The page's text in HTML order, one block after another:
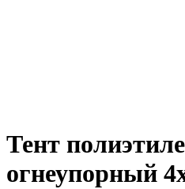
Тент
огнеупорный